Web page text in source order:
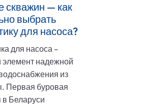
скважин — как
выбрать
для насоса?
для насоса –
элемент надежной
из
Первая буровая
Беларуси